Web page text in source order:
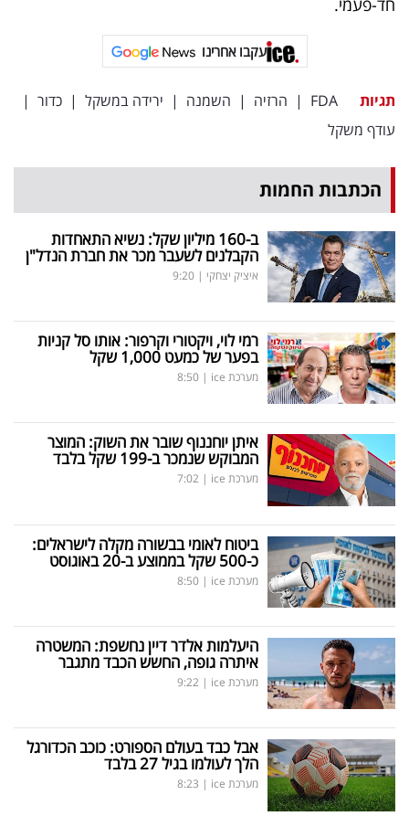
חד-פעמי.
עקבו אחרינו
תגיות FDA
| הרזיה | השמנה | ירידה במשקל | כדור |
עודף משקל
הכתבות החמות
ב-160 מיליון שקל: נשיא התאחדות
הקבלנים לשעבר מכר את חברת הנדל"ן
איציק יצחקי |
9:20
רמי לוי, ויקטורי וקרפור: אותו סל קניות
בפער של כמעט 1,000 שקל
מערכת ice |
8:50
איתן יוחננוף שובר את השוק: המוצר
המבוקש שנמכר ב-199 שקל בלבד
מערכת ice |
7:02
ביטוח לאומי בבשורה מקלה לישראלים:
כ-500 שקל בממוצע ב-20 באוגוסט
מערכת ice |
8:50
היעלמות אלדר דיין נחשפת: המשטרה
איתרה גופה, החשש הכבד מתגבר
מערכת ice |
9:22
אבל כבד בעולם הספורט: כוכב הכדורגל
הלך לעולמו בגיל 27 בלבד
מערכת ice |
8:23